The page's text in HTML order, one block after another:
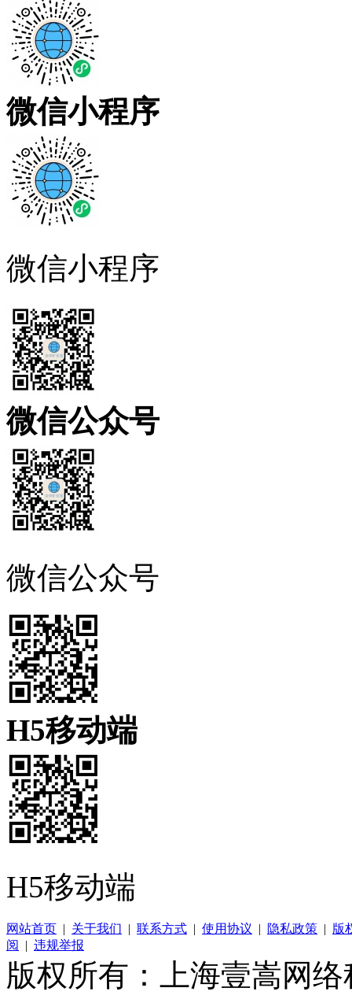
微信小程序
微信小程序
微信公众号
微信公众号
H5移动端
H5移动端
网站首页 | 关于我们 | 联系方式 | 使用协议 | 隐私政策 | 版
阅
| 违规举报
版权所有：上海壹嵩网